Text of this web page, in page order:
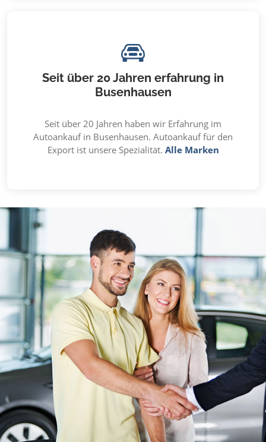
Seit über 20 Jahren erfahrung in
Busenhausen
Seit über 20 Jahren haben wir Erfahrung im
Autoankauf in Busenhausen. Autoankauf für den
Export ist unsere Spezialität. Alle Marken